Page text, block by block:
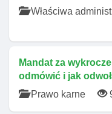
Właściwa
Mandat za
odmówić i jak
Prawo karne